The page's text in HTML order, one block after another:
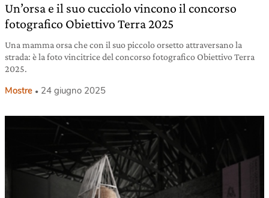
Un’orsa e il suo cucciolo vincono il concorso
fotografico Obiettivo Terra 2025
Una mamma orsa che con il suo piccolo orsetto attraversano la
strada: è la foto vincitrice del concorso fotografico Obiettivo Terra
2025.
Mostre 24 giugno 2025